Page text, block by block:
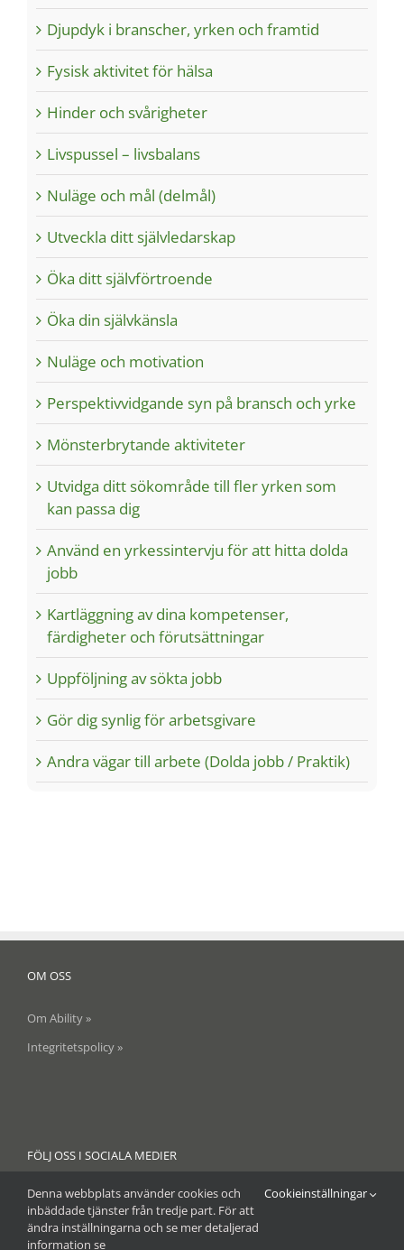
Djupdyk i branscher, yrken och framtid
Fysisk aktivitet för hälsa
Hinder och svårigheter
Livspussel – livsbalans
Nuläge och mål (delmål)
Utveckla ditt självledarskap
Öka ditt självförtroende
Öka din självkänsla
Nuläge och motivation
Perspektivvidgande syn på bransch och yrke
Mönsterbrytande aktiviteter
Utvidga ditt sökområde till fler yrken som
kan passa dig
Använd en yrkessintervju för att hitta dolda
jobb
Kartläggning av dina kompetenser,
färdigheter och förutsättningar
Uppföljning av sökta jobb
Gör dig synlig för arbetsgivare
Andra vägar till arbete (Dolda jobb / Praktik)
OM OSS
Om Ability »
Integritetspolicy »
FÖLJ OSS I SOCIALA MEDIER
Denna webbplats använder cookies och
inbäddade tjänster från tredje part. För att
ändra inställningarna och se mer detaljerad
information se
Cookieinställningar